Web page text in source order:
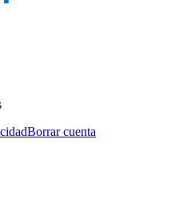
Borrar cuenta